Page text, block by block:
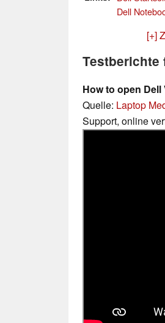
Dell
[+]
Testberichte
How to open
Quelle: Laptop
Support, online